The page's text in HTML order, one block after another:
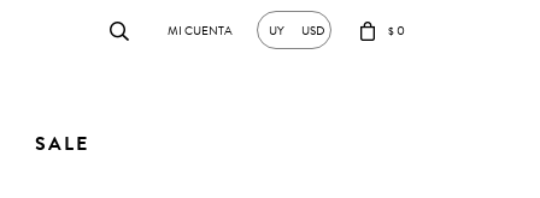
SALE
$0
UY USD